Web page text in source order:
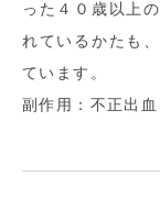
った４０歳以上
れているかたも
ています。
副作用：不正出